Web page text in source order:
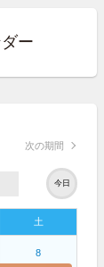
ー
次の期間
今日
土
8